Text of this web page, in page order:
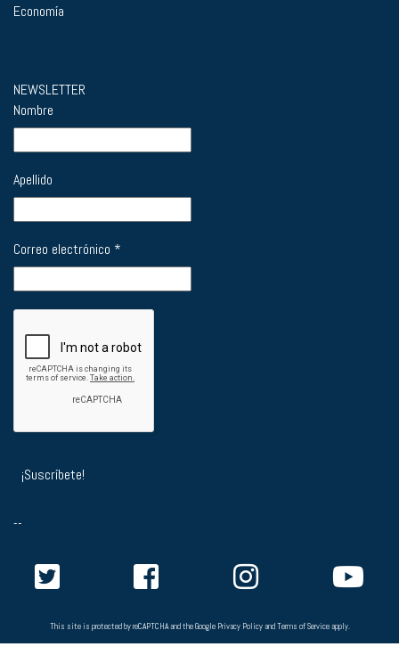
Economía
NEWSLETTER
Nombre
Apellido
Correo electrónico *
--
This site is protected by reCAPTCHA and the Google Privacy PolicyandTerms of Serviceapply.